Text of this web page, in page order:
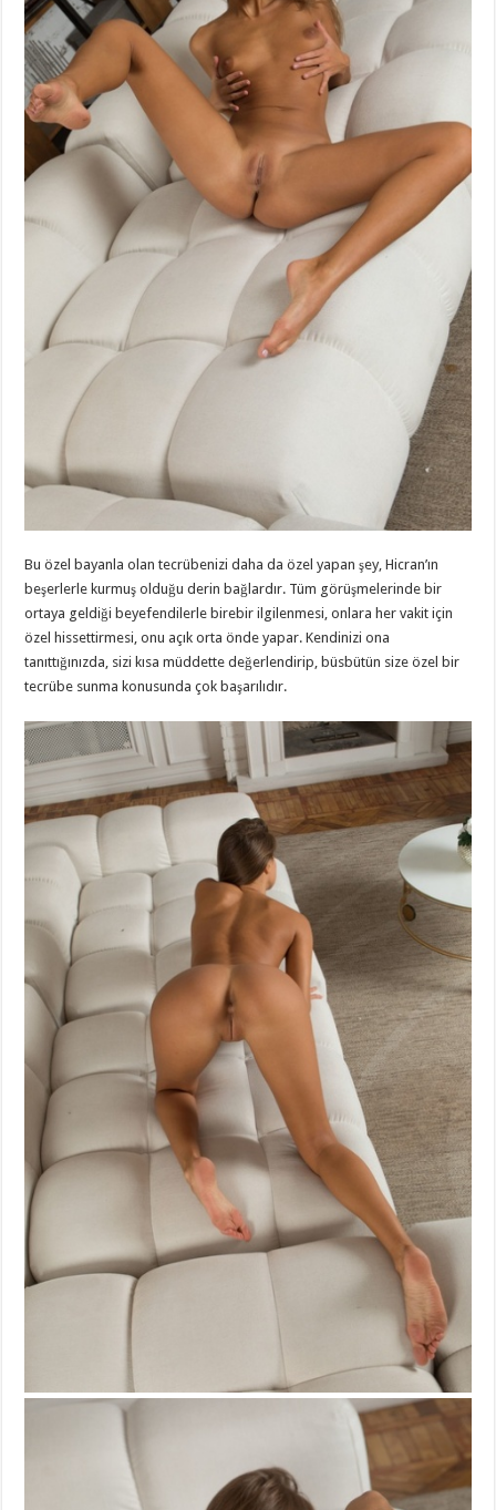
Bu özel bayanla olan tecrübenizi daha da özel yapan şey, Hicran’ın
beşerlerle kurmuş olduğu derin bağlardır. Tüm görüşmelerinde bir
ortaya geldiği beyefendilerle birebir ilgilenmesi, onlara her vakit için
özel hissettirmesi, onu açık orta önde yapar. Kendinizi ona
tanıttığınızda, sizi kısa müddette değerlendirip, büsbütün size özel bir
tecrübe sunma konusunda çok başarılıdır.